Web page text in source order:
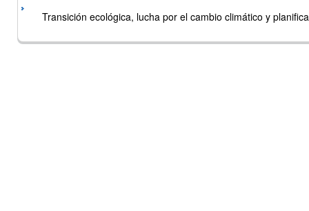
Transición ecológica, lucha por el cambio climático y